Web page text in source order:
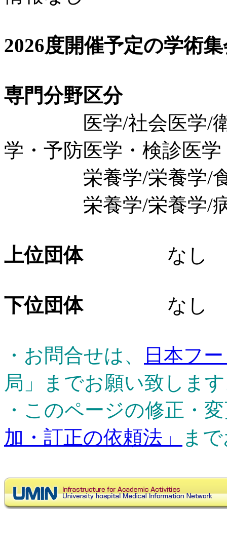
2026度開催予定の学術
専門分野区分
医学/社会医学/衛生
学・予防医学・検診医学
栄養学/栄養学/食
栄養学/栄養学/病院
上位団体なし
下位団体なし
・お問合せは、
日本フ
局」までお願い致しま
・このページの修正・
加・訂正の依頼法」
ま